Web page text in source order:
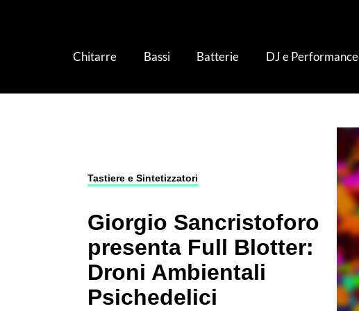
Chitarre Bassi Batterie DJ e Performance
Tastiere e Sintetizzatori
Giorgio Sancristoforo
presenta Full Blotter:
Droni Ambientali
Psichedelici